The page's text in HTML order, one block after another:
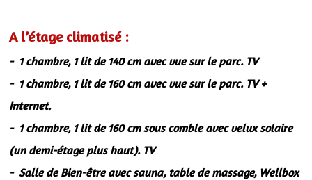
A l’étage climatisé :
- 1 chambre, 1 lit de 140 cm avec vue sur le parc. TV
- 1 chambre, 1 lit de 160 cm avec vue sur le parc. TV +
Internet.
- 1 chambre, 1 lit de 160 cm sous comble avec velux solaire
(un demi-étage plus haut). TV
- Salle de Bien-être avec sauna, table de massage, Wellbox